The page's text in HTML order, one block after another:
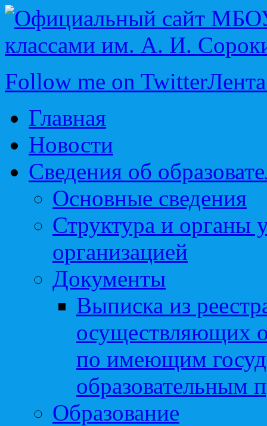
Follow me on Twitter
Главная
Новости
Сведения об
Основные сведения
Структура и органы
организацией
Документы
Выписка из
осуществляющих
по имеющим
образовательным
Образование